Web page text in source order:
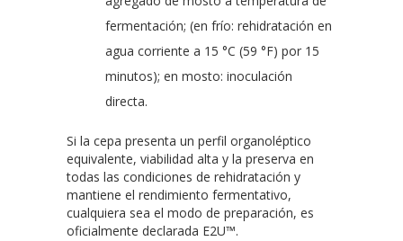
fermentación; (en frío: rehidratación en
agua corriente a 15 °C (59 °F) por 15
minutos); en mosto: inoculación
directa.
Si la cepa presenta un perfil organoléptico
equivalente, viabilidad alta y la preserva en
todas las condiciones de rehidratación y
mantiene el rendimiento fermentativo,
cualquiera sea el modo de preparación, es
oficialmente declarada E2U™.